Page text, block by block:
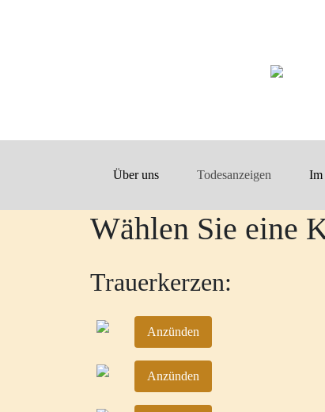
Über uns Todesanzeigen Im
Wählen Sie eine
Trauerkerzen:
Anzünden
Anzünden